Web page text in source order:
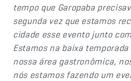
tempo que Garopaba
segunda vez que estamos
cidade esse evento junto
Estamos na baixa
nossa área gastronômica,
nós estamos fazendo um